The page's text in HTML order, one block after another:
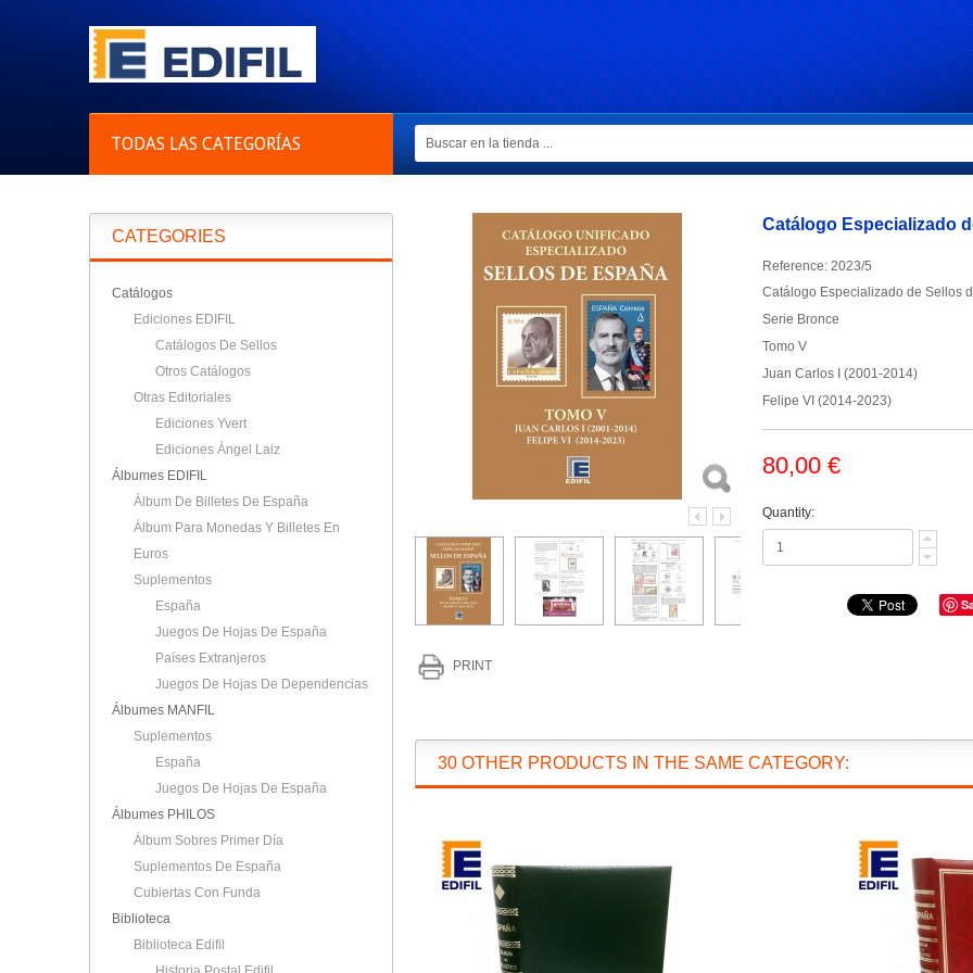
TODAS LAS CATEGORÍAS
CATEGORIES
Catálogos
Ediciones EDIFIL
Catálogos De Sellos
Otros Catálogos
Otras Editoriales
Ediciones Yvert
Ediciones Ángel Laiz
Álbumes EDIFIL
Álbum De Billetes De España
Álbum Para Monedas Y Billetes En
Euros
Suplementos
España
Juegos De Hojas De España
Países Extranjeros
Juegos De Hojas De Dependencias
Álbumes MANFIL
Suplementos
España
Juegos De Hojas De España
Álbumes PHILOS
Álbum Sobres Primer Día
Suplementos De España
Cubiertas Con Funda
Biblioteca
Biblioteca Edifil
PRINT
Catálogo Especializado
Reference: 2023/5
Catálogo Especializado de Sellos
Serie Bronce
Tomo V
Juan Carlos I (2001-2014)
Felipe VI (2014-2023)
80,00 €
Quantity:
30 OTHER PRODUCTS IN THE SAME CATEGORY: